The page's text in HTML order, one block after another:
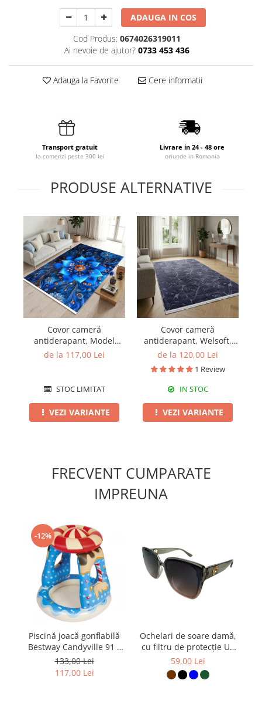
ADAUGA IN COS
Cod Produs: 0674026319011
Ai nevoie de ajutor? 0733 453 436
Adauga la Favorite Cere informatii
Transport gratuit
la comenzi peste 300 lei
Livrare in 24 - 48 ore
oriunde in Romania
PRODUSE ALTERNATIVE
Covor cameră
antiderapant, Model
Floral Royal, mai multe
de la 117,00 Lei
STOC LIMITAT
VEZI VARIANTE
Covor cameră
antiderapant, Welsoft,
triunghi antracit, 120x180
cm
de la 120,00 Lei
1 Review
IN STOC
VEZI VARIANTE
FRECVENT CUMPARATE
IMPREUNA
-12%
Piscină joacă gonflabilă
Bestway Candyville 91 x
91 x 89 cm
133,00 Lei
117,00 Lei
Ochelari de soare damă,
cu filtru de protecție UV
400, cu toc cadou,
OSD105
59,00 Lei